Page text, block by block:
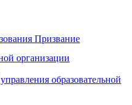
организации
образовательной